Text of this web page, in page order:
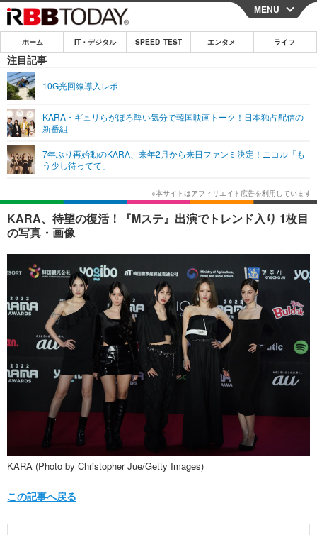
CLOSE
ホーム
IT・デジタル
ショッピング その他
SPEED TEST
エンタメ
エンタメTOP
韓国・芸能
音楽 スポーツ
ショッピング その他
ライフ
ライフTOP グルメ
ペット ショッピング
その他
リリース一覧
プッシュ通知の停止方法
MENU
ホーム IT・デジタル SPEED TEST エンタメ ライフ
注目記事
10G光回線導入レポ
KARA・ギュリらがほろ酔い気分で韓国映画トーク！日本独占配信の
新番組
7年ぶり再始動のKARA、来年2月から来日ファンミ決定！ニコル「も
う少し待ってて」
KARA、待望の復活！『Mステ』出演でトレンド入り 1枚目
の写真・画像
KARA (Photo by Christopher Jue/Getty Images)
この記事へ戻る